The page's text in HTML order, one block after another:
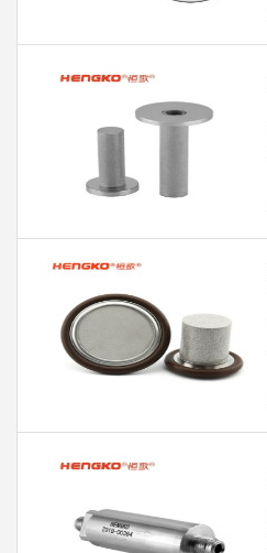
头垫片
温不锈钢过滤器
吸金属滤芯
微米级过滤应用
钢粉末过滤器